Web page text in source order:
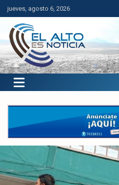
Saltar
al
contenido
jueves, agosto 6, 2026
El Alto es Noticia
Últimas noticias de El Alto, Bolivia